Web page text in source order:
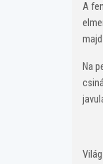
A
Na